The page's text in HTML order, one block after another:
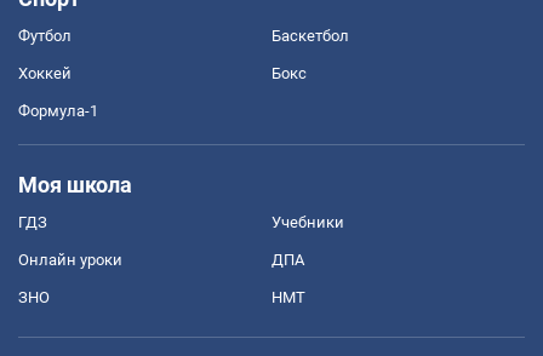
Футбол Баскетбол
Хоккей Бокс
Формула-1
Моя школа
ГДЗ Учебники
Онлайн уроки ДПА
ЗНО НМТ